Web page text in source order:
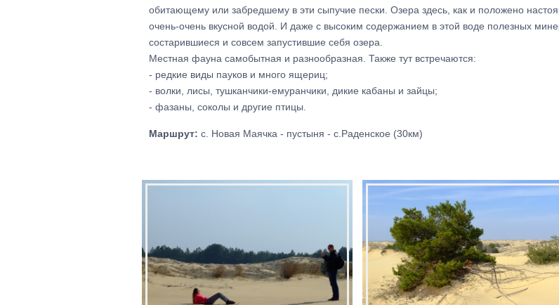
обитающему или забредшему в эти сыпучие пески. Озера здесь, как и положено
очень-очень вкусной водой. И даже с высоким содержанием в этой воде полезных
состарившиеся и совсем запустившие себя озера.
Местная фауна самобытная и разнообразная. Также тут встречаются:
- редкие виды пауков и много ящериц;
- волки, лисы, тушканчики-емуранчики, дикие кабаны и зайцы;
- фазаны, соколы и другие птицы.
Маршрут: с. Новая Маячка - пустыня - с.Раденское (30км)